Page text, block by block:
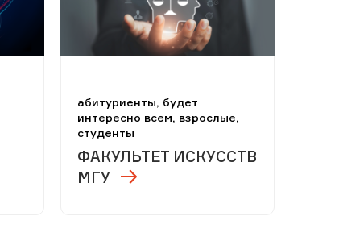
абитуриенты, будет
интересно всем, взрослые,
студенты
ФАКУЛЬТЕТ ИСКУССТВ
МГУ